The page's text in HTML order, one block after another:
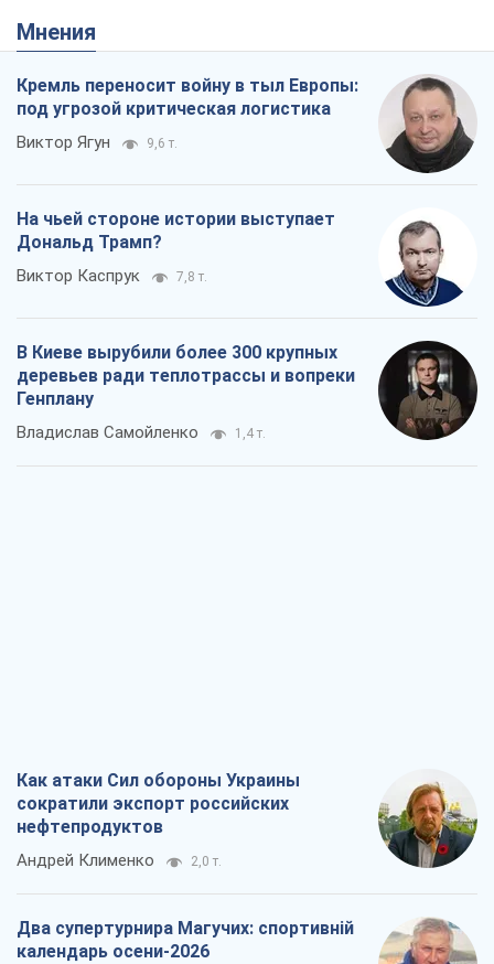
Мнения
Кремль переносит войну в тыл Европы:
под угрозой критическая логистика
Виктор Ягун 9,6 т.
На чьей стороне истории выступает
Дональд Трамп?
Виктор Каспрук 7,8 т.
В Киеве вырубили более 300 крупных
деревьев ради теплотрассы и вопреки
Генплану
Владислав Самойленко 1,4 т.
Как атаки Сил обороны Украины
сократили экспорт российских
нефтепродуктов
Андрей Клименко 2,0 т.
Два супертурнира Магучих: спортивній
календарь осени-2026